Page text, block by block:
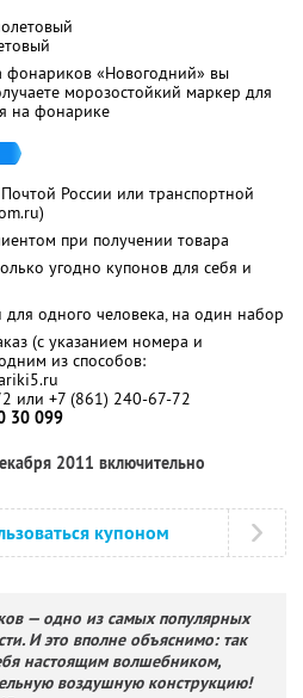
фонариков «Новогодний» вы
морозостойкий маркер для
на фонарике
России или транспортной
при получении товара
угодно купонов для себя и
одного человека, на один набор
(с указанием номера и
из способов:
или +7 (861) 240-67-72
30 099
2011 включительно
купоном
— одно из самых популярных
И это вполне объяснимо: так
настоящим волшебником,
воздушную конструкцию!